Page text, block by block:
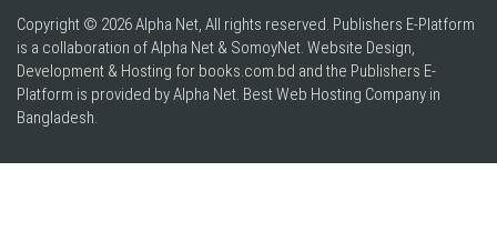
Copyright © 2026 Alpha Net, All rights reserved. Publishers E-Platform
is a collaboration of Alpha Net & SomoyNet. Website Design,
Development & Hosting for books.com.bd and the Publishers E-
Platform is provided by Alpha Net. BestWeb Hosting Company in
Bangladesh.